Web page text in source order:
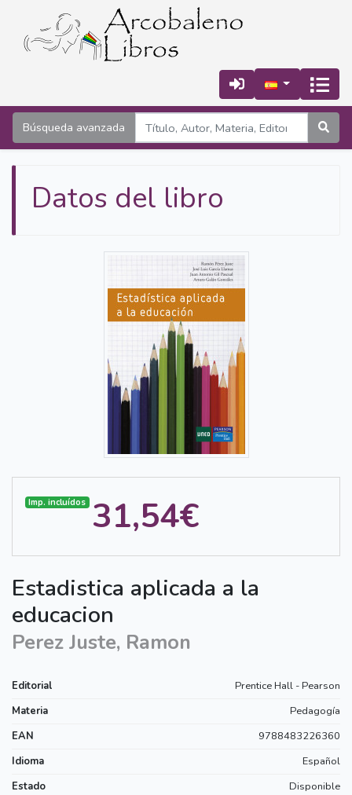
Búsqueda avanzada
Datos del libro
Estadistica aplicada a la
educacion
Perez Juste, Ramon
Editorial
Prentice Hall - Pearson
Materia
Pedagogía
EAN
9788483226360
Idioma
Español
Estado
Disponible
Imp. incluídos 31,54€